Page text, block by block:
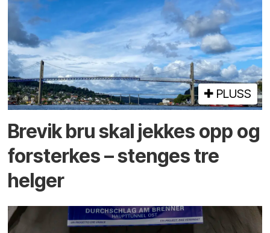
PLUSS
Brevik bru skal jekkes opp og
forsterkes – stenges tre
helger